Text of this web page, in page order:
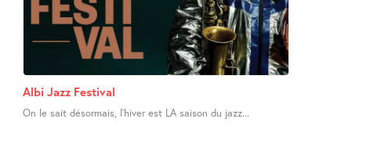
Albi Jazz Festival
On le sait désormais, l’hiver est LA saison du jazz...